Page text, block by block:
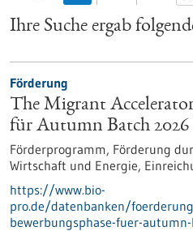
Ihre Suche ergab
Förderung
The Migrant
für Autumn Batch
Förderprogramm, Förderung
Wirtschaft und Energie,
https://www.bio-
pro.de/datenbanken/
bewerbungsphase-fuer-